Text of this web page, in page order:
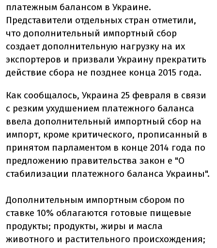
платежным балансом в Украине.
Представители отдельных стран отметили,
что дополнительный импортный сбор
создает дополнительную нагрузку на их
экспортеров и призвали Украину прекратить
действие сбора не позднее конца 2015 года.
Как сообщалось, Украина 25 февраля в связи
с резким ухудшением платежного баланса
ввела дополнительный импортный сбор на
импорт, кроме критического, прописанный в
принятом парламентом в конце 2014 года по
предложению правительства закон е "О
стабилизации платежного баланса Украины".
Дополнительным импортным сбором по
ставке 10% облагаются готовые пищевые
продукты; продукты, жиры и масла
животного и растительного происхождения;